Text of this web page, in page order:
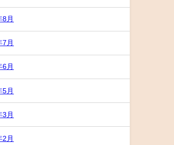
8月
7月
6月
5月
3月
2月